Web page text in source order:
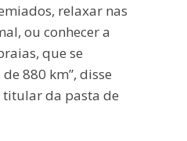
relaxar nas
ou conhecer a
que se
880 km”, disse
titular da pasta de